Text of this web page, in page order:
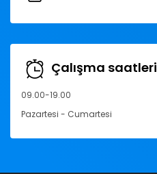
Çalışma saatleri
09.00-19.00
Pazartesi - Cumartesi